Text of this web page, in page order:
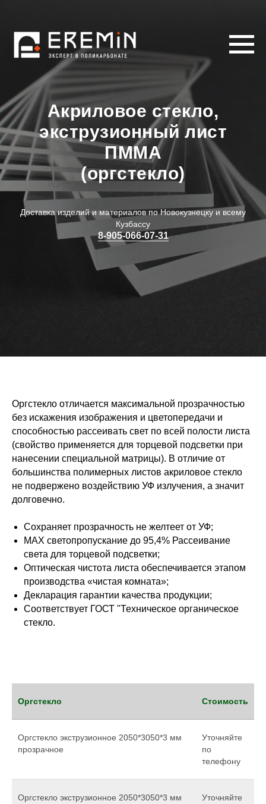
Акриловое стекло,
экструзионный лист
ПММА
(оргстекло)
Доставка изделий и материалов по Новокузнецку и всему
Кузбассу
8-905-066-07-31
Оргстекло отличается максимальной прозрачностью
без искажения изображения и цветопередачи и
способностью рассеивать свет по всей полости листа
(свойство применяется для торцевой подсветки при
нанесении специальной матрицы). В отличие от
большинства полимерных листов акриловое стекло
не подвержено воздействию УФ излучения, а значит
долговечно.
Сохраняет прозрачность не желтеет от УФ;
MAX светопропускание до 95,4% Рассеивание
света для торцевой подсветки;
Оптическая чистота листа обеспечивается этапом
производства «чистая комната»;
Декларация гарантии качества продукции;
Соответствует ГОСТ "Техническое органическое
стекло.
Оргстекло Стоимость
Оргстекло экструзионное 2050*3050*3 мм
прозрачное
Уточняйте
по
телефону
Оргстекло экструзионное 2050*3050*3 мм
Уточняйте